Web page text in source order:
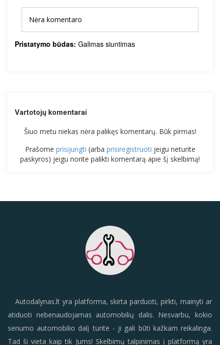
Nėra komentaro
Pristatymo būdas: Galimas siuntimas
Vartotojų komentarai
Šiuo metu niekas nėra palikęs komentarų. Būk pirmas!
Prašome prisijungti (arba prisiregistruoti jeigu neturite
paskyros) jeigu norite palikti komentarą apie šį skelbimą!
Autodalynas.lt yra platforma, skirta parduoti, pirkti, mainyti ar
atiduoti nebenaudojamas automobilių dalis. Nesvarbu, kokio
senumo automobilio dalį turite - ji gali būti kažkam reikalinga.
Tad ši vieta kaip tik Jums! Skelbimų talpinimas į platformą yra